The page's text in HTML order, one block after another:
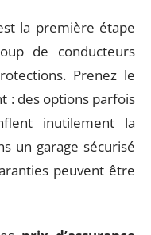
la première étape
de conducteurs
Prenez le
: des options parfois
inutilement la
un garage sécurisé
peuvent être